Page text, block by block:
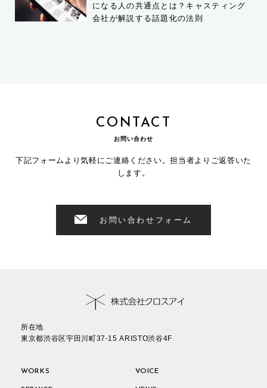
になる人の共通点とは？キャスティング
会社が解説する話題化の法則
CONTACT
お問い合わせ
下記フォームより気軽にご連絡ください。担当者よりご返答いた
します。
お問い合わせフォーム
所在地
東京都渋谷区宇田川町37-15 ARISTO渋谷4F
WORKS VOICE